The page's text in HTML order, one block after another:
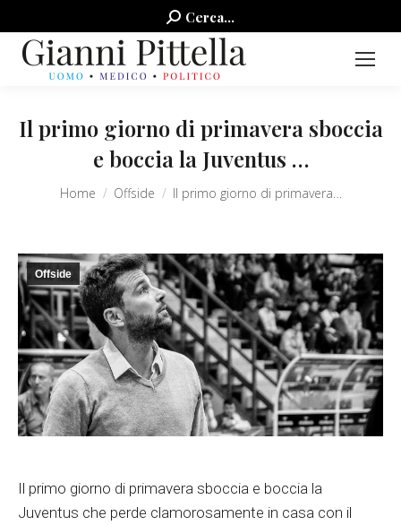
Search:
Cerca...
Il primo giorno di primavera sboccia
e boccia la Juventus …
You are here:
Home Offside Il primo giorno di primavera…
Offside
Il primo giorno di primavera sboccia e boccia la
Juventus che perde clamorosamente in casa con il